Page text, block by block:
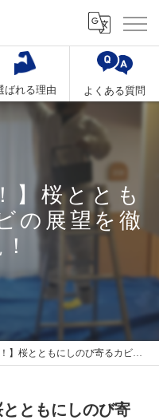
ばれる理由 よくある質問
】桜ととも
の展望を徹
ともにしのび寄るカビの展望を徹底解説！
とともにしのび寄